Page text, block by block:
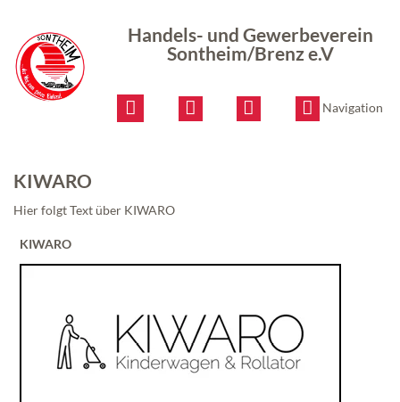
Handels- und Gewerbeverein
Sontheim/Brenz e.V
Navigation
Gewerbeverein
Sontheim/Brenz
e.V
KIWARO
Hier folgt Text über KIWARO
KIWARO